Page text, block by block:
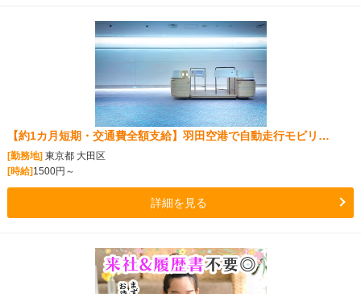
【約1カ月短期・交通費全額支給】羽田空港で自動走行モビリ…
[勤務地] 東京都 大田区
[時給] 1500円～
詳細を見る